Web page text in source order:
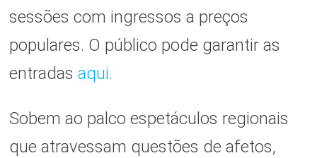
sessões com ingressos a preços
populares. O público pode garantir as
entradas aqui.
Sobem ao palco espetáculos regionais
que atravessam questões de afetos,